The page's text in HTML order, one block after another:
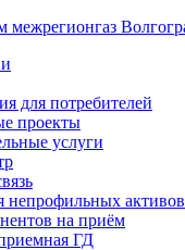
для потребителей
проекты
услуги
непрофильных активов
на приём
ГД